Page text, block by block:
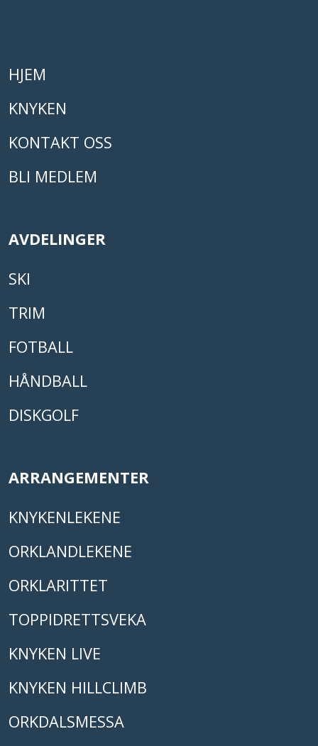
HJEM
KNYKEN
KONTAKT OSS
BLI MEDLEM
AVDELINGER
SKI
TRIM
FOTBALL
HÅNDBALL
DISKGOLF
ARRANGEMENTER
KNYKENLEKENE
ORKLANDLEKENE
ORKLARITTET
TOPPIDRETTSVEKA
KNYKEN LIVE
KNYKEN HILLCLIMB
ORKDALSMESSA